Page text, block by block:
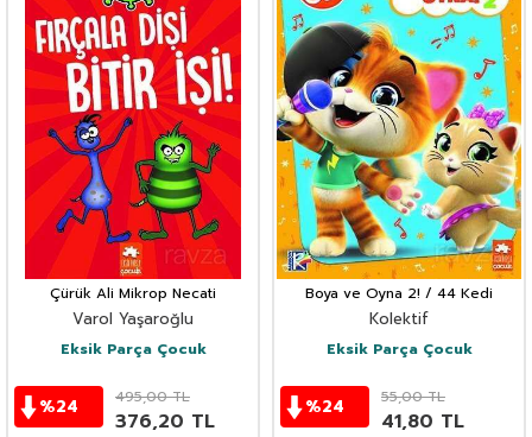
Çürük Ali Mikrop Necati
Varol Yaşaroğlu
Eksik Parça Çocuk
%24 495,00TL
376,20 TL
Boya ve Oyna 2! / 44 Kedi
Kolektif
Eksik Parça Çocuk
%24 55,00TL
41,80 TL